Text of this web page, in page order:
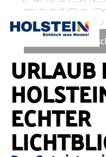
IN
Zur
Sie
hier:
Startseite
URLAUB
ECHTER